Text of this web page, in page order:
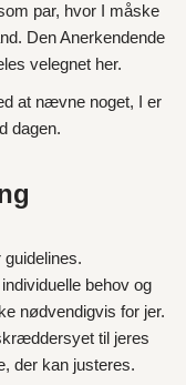
par, hvor I måske
Den Anerkendende
velegnet her.
at nævne noget, I er
dagen.
behov og
nødvendigvis for jer.
til jeres
der kan justeres.